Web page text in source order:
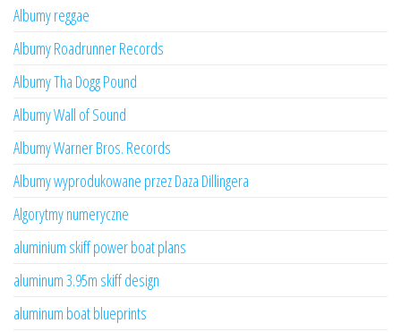
Albumy reggae
Albumy Roadrunner Records
Albumy Tha Dogg Pound
Albumy Wall of Sound
Albumy Warner Bros. Records
Albumy wyprodukowane przez Daza Dillingera
Algorytmy numeryczne
aluminium skiff power boat plans
aluminum 3.95m skiff design
aluminum boat blueprints